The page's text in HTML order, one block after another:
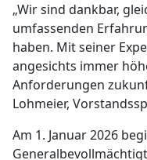
„Wir sind dankbar,
umfassenden
haben. Mit seiner
angesichts immer
Anforderungen
Lohmeier,
Am 1. Januar 2026